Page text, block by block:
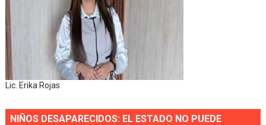
Lic. Erika Rojas
NIÑOS DESAPARECIDOS: EL ESTADO NO PUEDE